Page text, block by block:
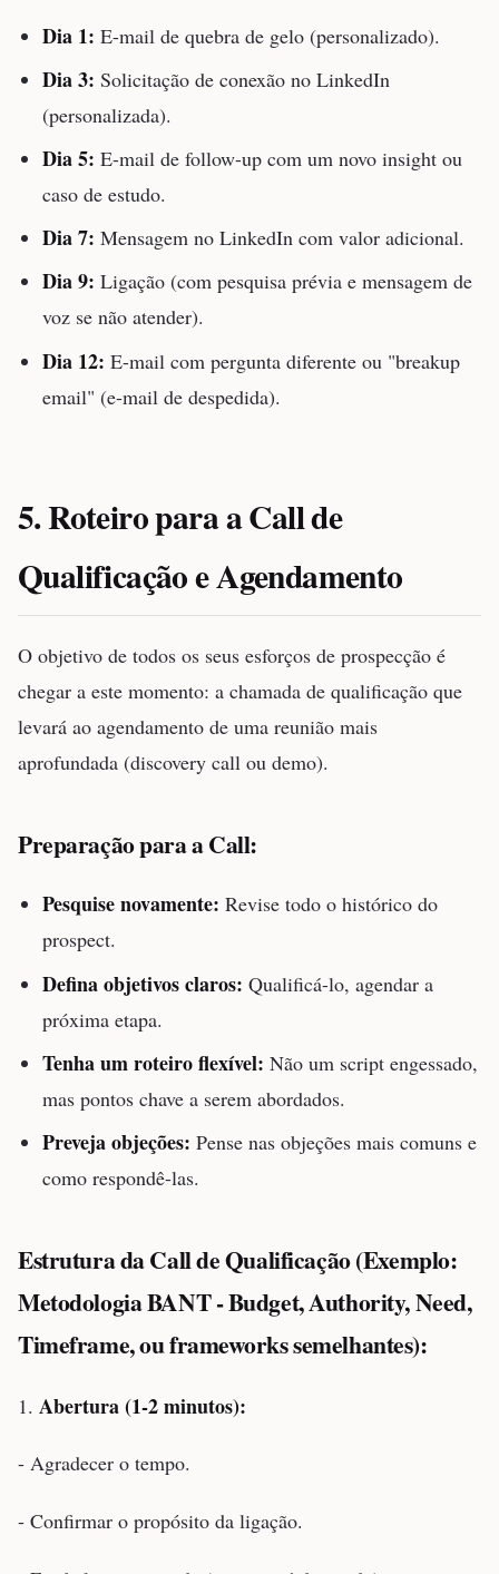
Dia 1: E-mail de quebra de gelo (personalizado).
Dia 3: Solicitação de conexão no LinkedIn
(personalizada).
Dia 5: E-mail de follow-up com um novo insight ou
caso de estudo.
Dia 7: Mensagem no LinkedIn com valor adicional.
Dia 9: Ligação (com pesquisa prévia e mensagem de
voz se não atender).
Dia 12: E-mail com pergunta diferente ou "breakup
email" (e-mail de despedida).
5. Roteiro para a Call de
Qualificação e Agendamento
O objetivo de todos os seus esforços de prospecção é
chegar a este momento: a chamada de qualificação que
levará ao agendamento de uma reunião mais
aprofundada (discovery call ou demo).
Preparação para a Call:
Pesquise novamente: Revise todo o histórico do
prospect.
Defina objetivos claros: Qualificá-lo, agendar a
próxima etapa.
Tenha um roteiro flexível: Não um script engessado,
mas pontos chave a serem abordados.
Preveja objeções: Pense nas objeções mais comuns e
como respondê-las.
Estrutura da Call de Qualificação (Exemplo:
Metodologia BANT - Budget, Authority, Need,
Timeframe, ou frameworks semelhantes):
1. Abertura (1-2 minutos):
- Agradecer o tempo.
- Confirmar o propósito da ligação.